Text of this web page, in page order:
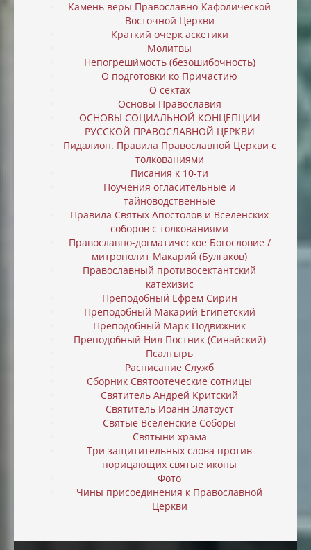
Камень веры Православно-Кафолической
Восточной Церкви
Краткий очерк аскетики
Молитвы
Непогреши́мость (безошибочность)
О подготовки ко Причастию
О сектах
Основы Православия
ОСНОВЫ СОЦИАЛЬНОЙ КОНЦЕПЦИИ
РУССКОЙ ПРАВОСЛАВНОЙ ЦЕРКВИ
Пидалион. Правила Православной Церкви с
толкованиями
Писания к 10-ти
Поучения огласительные и
тайноводственные
Правила Святых Апостолов и Вселенских
соборов с толкованиями
Православно-догматическое Богословие /
митрополит Макарий (Булгаков)
Православный противосектантский
катехизис
Преподобный Ефрем Сирин
Преподобный Макарий Египетский
Преподобный Марк Подвижник
Преподобный Нил Постник (Синайский)
Псалтырь
Расписание Служб
Сборник Святоотеческие сотницы
Святитель Андрей Критский
Святитель Иоанн Златоуст
Святые Вселенские Соборы
Святыни храма
Три защитительных слова против
порицающих святые иконы
Фото
Чины присоединения к Православной
Церкви